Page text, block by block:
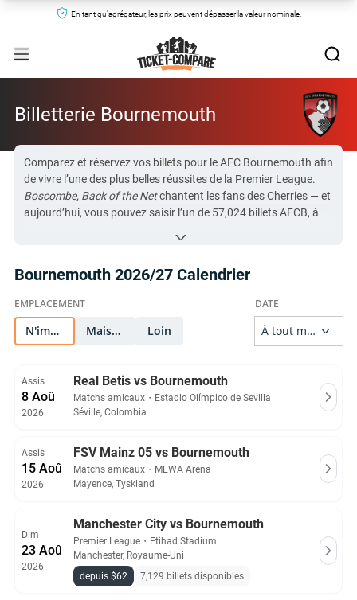
En tant qu'agrégateur, les prix peuvent dépasser la valeur nominale.
Billetterie Bournemouth
Comparez et réservez vos billets pour le AFC Bournemouth afin
de vivre l’une des plus belles réussites de la Premier League.
Boscombe, Back of the Netchantent les fans des Cherries — et
aujourd’hui, vous pouvez saisir l’un de 57,024 billets AFCB, à
rater votre place !
billets pour AFC Bournemouth, au meilleur prix, aussi bien au
Vitality Stadium qu’à l’extérieur. Billetterie Bournemouth, faites
Tous les billets Bournemouth sur Ticket-Compare.com sont
authentiques, provenant de vendeurs pré-approuvés offrant
Bournemouth 2026/27 Calendrier
N'importe quel Maison Loin
Assis
8 Aoû
2026
Real Betis vs Bournemouth
Matchs amicaux ・ Estadio Olímpico de Sevilla
Séville, Colombia
Assis
15 Aoû
2026
FSV Mainz 05 vs Bournemouth
Matchs amicaux ・ MEWA Arena
Mayence, Tyskland
Dim
23 Aoû
2026
Manchester City vs Bournemouth
Premier League ・ Etihad Stadium
Manchester, Royaume-Uni
depuis $62
7,129 billets disponibles